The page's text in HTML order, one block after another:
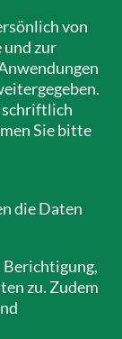
von
und zur
schriftlich
Sie bitte
die Daten
Berichtigung,
zu. Zudem